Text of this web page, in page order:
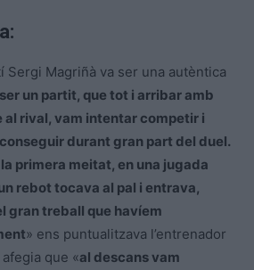
Sergi Magriñà va ser una autèntica
un partit, que tot i arribar amb
rival, vam intentar competir i
durant gran part del duel.
primera meitat, en una jugada
rebot tocava al pal i entrava,
gran treball que havíem
» ens puntualitzava l’entrenador
que «al descans vam